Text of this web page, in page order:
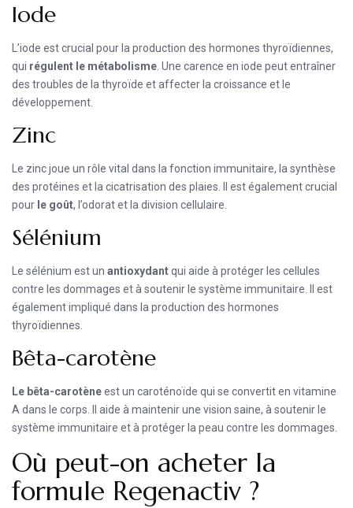
Iode
L’iode est crucial pour la production des hormones thyroïdiennes,
qui régulent le métabolisme . Une carence en iode peut entraîner
des troubles de la thyroïde et affecter la croissance et le
développement.
Zinc
Le zinc joue un rôle vital dans la fonction immunitaire, la synthèse
des protéines et la cicatrisation des plaies. Il est également crucial
pour le goût, l’odorat et la division cellulaire.
Sélénium
Le sélénium est un antioxydantqui aide à protéger les cellules
contre les dommages et à soutenir le système immunitaire. Il est
également impliqué dans la production des hormones
thyroïdiennes.
Bêta-carotène
Le bêta-carotèneest un caroténoïde qui se convertit en vitamine
A dans le corps. Il aide à maintenir une vision saine, à soutenir le
système immunitaire et à protéger la peau contre les dommages.
Où peut-on acheter la
formule Regenactiv ?